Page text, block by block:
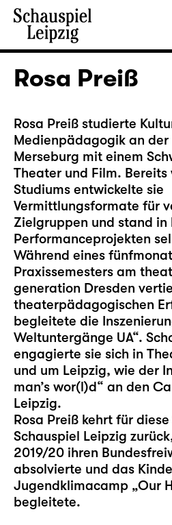
Rosa Preiß
Rosa Preiß studierte
Medienpädagogik an der
Merseburg mit einem
Theater und Film.
Studiums entwickelte sie
Vermittlungsformate für
Zielgruppen und stand in
Performanceprojekten
Während eines
Praxissemesters am
generation Dresden
theaterpädagogischen
begleitete die
Weltuntergänge UA“.
engagierte sie sich in
und um Leipzig, wie der
man’s wor(l)d“ an den
Leipzig.
Rosa Preiß kehrt für
Schauspiel Leipzig
2019/20 ihren
absolvierte und das
Jugendklimacamp „Our
begleitete.